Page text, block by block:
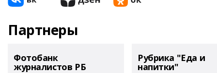
Партнеры
Фотобанк
журналистов РБ
Рубрика "Еда и
напитки"